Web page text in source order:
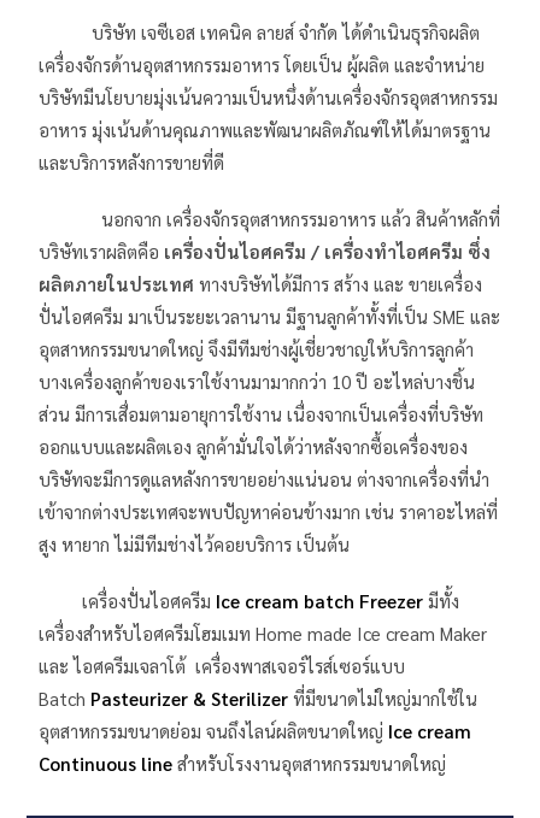
บริษัท เจซีเอส เทคนิค ลายส์ จำกัด ได้ดำเนินธุรกิจผลิต
เครื่องจักรด้านอุตสาหกรรมอาหาร โดยเป็น ผู้ผลิต และจำหน่าย
บริษัทมีนโยบายมุ่งเน้นความเป็นหนึ่งด้านเครื่องจักรอุตสาหกรรม
อาหาร มุ่งเน้นด้านคุณภาพและพัฒนาผลิตภัณฑ์ให้ได้มาตรฐาน
และบริการหลังการขายที่ดี
นอกจาก เครื่องจักรอุตสาหกรรมอาหาร แล้ว สินค้าหลักที่
บริษัทเราผลิตคือ เครื่องปั่นไอศครีม / เครื่องทำไอศครีม ซึ่ง
ผลิตภายในประเทศ ทางบริษัทได้มีการ สร้าง และ ขายเครื่อง
ปั่นไอศครีม มาเป็นระยะเวลานาน มีฐานลูกค้าทั้งที่เป็น SME และ
อุตสาหกรรมขนาดใหญ่ จึงมีทีมช่างผู้เชี่ยวชาญให้บริการลูกค้า
บางเครื่องลูกค้าของเราใช้งานมามากกว่า 10 ปี อะไหล่บางชิ้น
ส่วน มีการเสื่อมตามอายุการใช้งาน เนื่องจากเป็นเครื่องที่บริษัท
ออกแบบและผลิตเอง ลูกค้ามั่นใจได้ว่าหลังจากซื้อเครื่องของ
บริษัทจะมีการดูแลหลังการขายอย่างแน่นอน ต่างจากเครื่องที่นำ
เข้าจากต่างประเทศจะพบปัญหาค่อนข้างมาก เช่น ราคาอะไหล่ที่
สูง หายาก ไม่มีทีมช่างไว้คอยบริการ เป็นต้น
เครื่องปั่นไอศครีม Ice cream batch Freezer มีทั้ง
เครื่องสำหรับไอศครีมโฮมเมท Home made Ice cream Maker
และ ไอศครีมเจลาโต้ เครื่องพาสเจอร์ไรส์เซอร์แบบ
Batch Pasteurizer & Sterilizer ที่มีขนาดไม่ใหญ่มากใช้ใน
อุตสาหกรรมขนาดย่อม จนถึงไลน์ผลิตขนาดใหญ่ Ice cream
Continuous line สำหรับโรงงานอุตสาหกรรมขนาดใหญ่